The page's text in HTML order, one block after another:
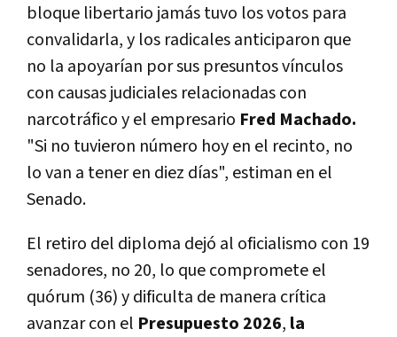
bloque libertario jamás tuvo los votos para
convalidarla, y los radicales anticiparon que
no la apoyarían por sus presuntos vínculos
con causas judiciales relacionadas con
narcotráfico y el empresario Fred Machado.
"Si no tuvieron número hoy en el recinto, no
lo van a tener en diez días", estiman en el
Senado.
El retiro del diploma dejó al oficialismo con 19
senadores, no 20, lo que compromete el
quórum (36) y dificulta de manera crítica
avanzar con el Presupuesto 2026, la